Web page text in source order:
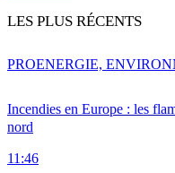
LES PLUS RÉCENTS
Incendies en Europe : les
nord
11:46
PROENERGIE,